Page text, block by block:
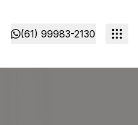
(61) 99983-2130